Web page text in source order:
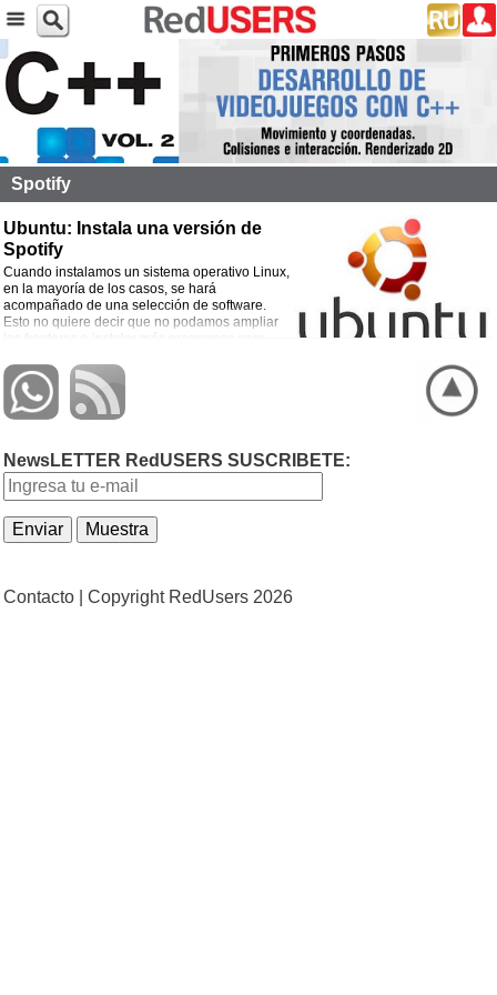
Spotify
Ubuntu: Instala una versión de
Spotify
Cuando instalamos un sistema operativo Linux,
en la mayoría de los casos, se hará
acompañado de una selección de software.
Esto no quiere decir que no podamos ampliar
las fronteras e instalar más programas para
NewsLETTER RedUSERS SUSCRIBETE:
Contacto | Copyright RedUsers 2026